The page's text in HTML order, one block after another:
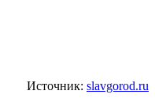
Источник: slavgorod.ru